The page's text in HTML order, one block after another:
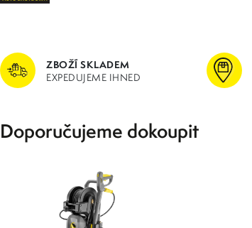
ZBOŽÍ SKLADEM
EXPEDUJEME IHNED
Doporučujeme dokoupit